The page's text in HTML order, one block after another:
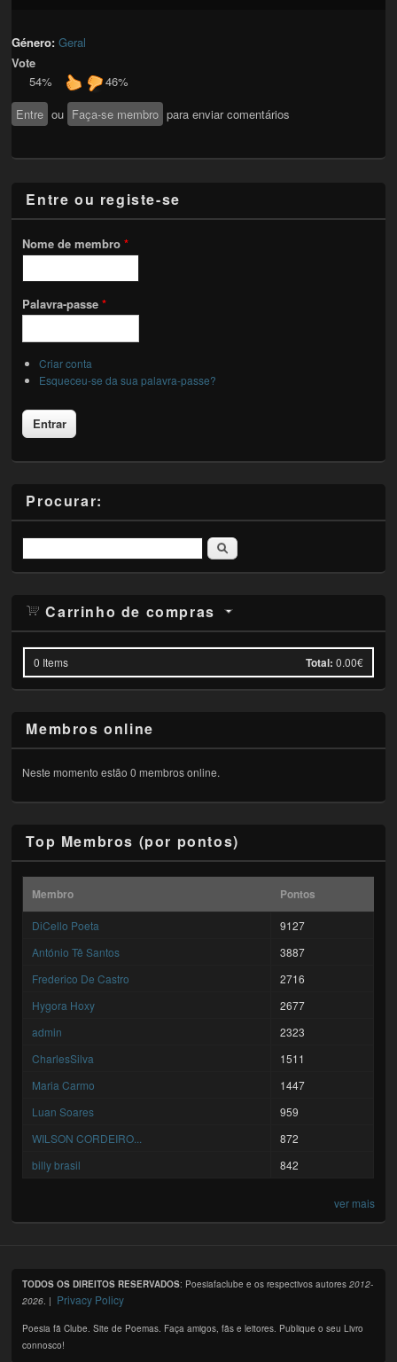
Género:Geral
Vote
54%
46%
Entre ou Faça-se membro para enviar comentários
Entre ou registe-se
Nome de membro*
Palavra-passe*
Criar conta
Esqueceu-se da sua palavra-passe?
Procurar:
Pesquisar
Carrinho de compras
0 Items Total: 0.00€
Membros online
Neste momento estão 0 membros online.
Top Membros (por pontos)
Membro Pontos
DiCello Poeta
9127
António Tê Santos
3887
Frederico De Castro
2716
Hygora Hoxy
2677
admin
2323
CharlesSilva
1511
Maria Carmo
1447
Luan Soares
959
WILSON CORDEIRO...
872
billy brasil
842
ver mais
TODOS OS DIREITOS RESERVADOS: Poesiafaclube e os respectivos autores2012-
2026 . | Privacy Policy
Poesia fã Clube. Site de Poemas. Faça amigos, fãs e leitores. Publique o seu Livro
connosco!